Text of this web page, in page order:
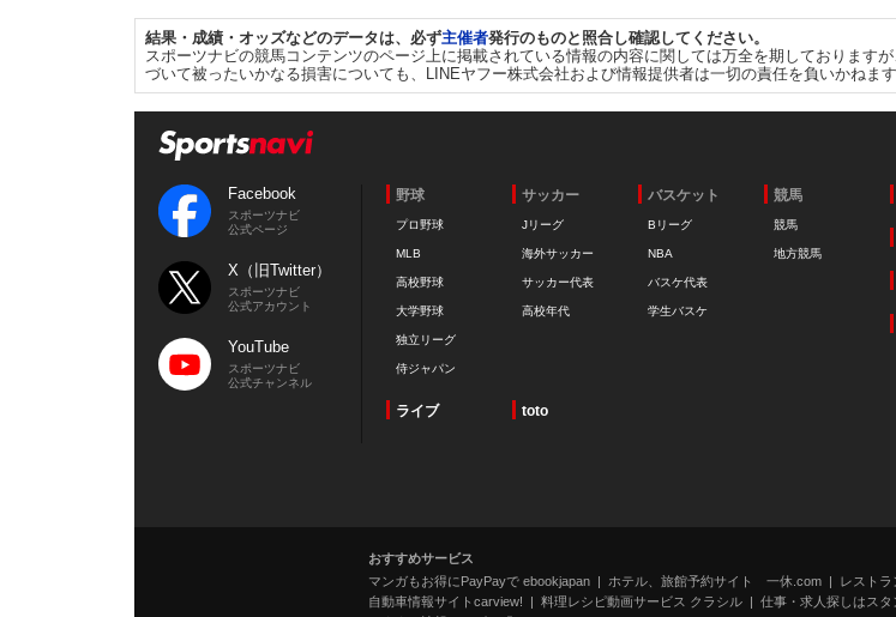
結果・成績・オッズなどのデータは、必ず主催者発行のものと照合し確認してください。
スポーツナビの競馬コンテンツのページ上に掲載されている情報の内容に関しては万全を期しております
づいて被ったいかなる損害についても、LINEヤフー株式会社および情報提供者は一切の責任を負いかねます
Facebook
スポーツナビ
公式ページ
X（旧Twitter）
スポーツナビ
公式アカウント
YouTube
スポーツナビ
公式チャンネル
野球
プロ野球
MLB
高校野球
大学野球
独立リーグ
侍ジャパン
サッカー
Jリーグ
海外サッカー
サッカー代表
高校年代
バスケット
Bリーグ
NBA
バスケ代表
学生バスケ
競馬
競馬
地方競馬
ライブ toto
おすすめサービス
マンガもお得にPayPayで ebookjapan
ホテル、旅館予約サイト 一休.com
レスト
自動車情報サイトcarview!
料理レシピ動画サービス クラシル 仕事・求人探しはスタ